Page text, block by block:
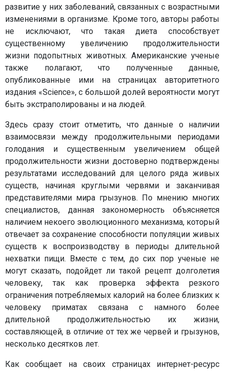
развитие у них заболеваний, связанных с возрастными
изменениями в организме. Кроме того, авторы работы
не исключают, что такая диета способствует
существенному увеличению продолжительности
жизни подопытных животных. Американские ученые
также полагают, что полученные данные,
опубликованные ими на страницах авторитетного
издания «Science», с большой долей вероятности могут
быть экстраполированы и на людей.
Здесь сразу стоит отметить, что данные о наличии
взаимосвязи между продолжительными периодами
голодания и существенным увеличением общей
продолжительности жизни достоверно подтверждены
результатами исследований для целого ряда живых
существ, начиная круглыми червями и заканчивая
представителями мира грызунов. По мнению многих
специалистов, данная закономерность объясняется
наличием некоего эволюционного механизма, который
отвечает за сохранение способности популяции живых
существ к воспроизводству в периоды длительной
нехватки пищи. Вместе с тем, до сих пор ученые не
могут сказать, подойдет ли такой рецепт долголетия
человеку, так как проверка эффекта резкого
ограничения потребляемых калорий на более близких к
человеку приматах связана с намного более
длительной продолжительностью их жизни,
составляющей, в отличие от тех же червей и грызунов,
несколько десятков лет.
Как сообщает на своих страницах интернет-ресурс